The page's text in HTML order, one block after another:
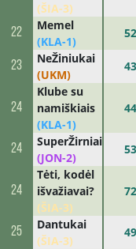
(ŠIA-3)
22
Memel
(KLA-1)
52
23
NeŽiniukai
(UKM)
43
24
Klube su
namiškiais
(KLA-1)
44
24
SuperŽirniai
(JON-2)
53
24
Tėti, kodėl
išvažiavai?
(ŠIA-3)
72
25
Dantukai
(ŠIA-3)
49